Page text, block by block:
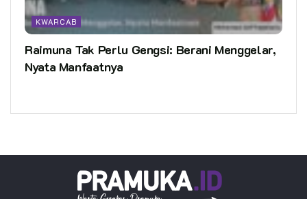
KWARCAB
Raimuna Tak Perlu Gengsi: Berani Menggelar,
Nyata Manfaatnya